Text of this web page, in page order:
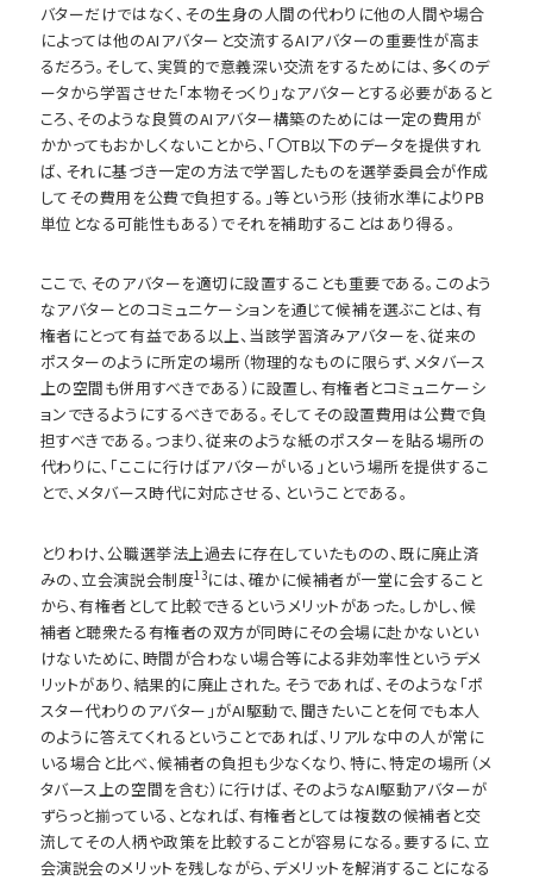
バターだけではなく、その生身の人間の代わりに他の人間や場合
によっては他のAIアバターと交流するAIアバターの重要性が高ま
るだろう。そして、実質的で意義深い交流をするためには、多くのデ
ータから学習させた「本物そっくり」なアバターとする必要があると
ころ、そのような良質のAIアバター構築のためには一定の費用が
かかってもおかしくないことから、「〇TB以下のデータを提供すれ
ば、それに基づき一定の方法で学習したものを選挙委員会が作成
してその費用を公費で負担する。」等という形（技術水準によりPB
単位となる可能性もある）でそれを補助することはあり得る。
ここで、そのアバターを適切に設置することも重要である。このよう
なアバターとのコミュニケーションを通じて候補を選ぶことは、有
権者にとって有益である以上、当該学習済みアバターを、従来の
ポスターのように所定の場所（物理的なものに限らず、メタバース
上の空間も併用すべきである）に設置し、有権者とコミュニケーシ
ョンできるようにするべきである。そしてその設置費用は公費で負
担すべきである。つまり、従来のような紙のポスターを貼る場所の
代わりに、「ここに行けばアバターがいる」という場所を提供するこ
とで、メタバース時代に対応させる、ということである。
とりわけ、公職選挙法上過去に存在していたものの、既に廃止済
みの、立会演説会制度13には、確かに候補者が一堂に会すること
から、有権者として比較できるというメリットがあった。しかし、候
補者と聴衆たる有権者の双方が同時にその会場に赴かないとい
けないために、時間が合わない場合等による非効率性というデメ
リットがあり、結果的に廃止された。そうであれば、そのような「ポ
スター代わりのアバター」がAI駆動で、聞きたいことを何でも本人
のように答えてくれるということであれば、リアルな中の人が常に
いる場合と比べ、候補者の負担も少なくなり、特に、特定の場所（メ
タバース上の空間を含む）に行けば、そのようなAI駆動アバターが
ずらっと揃っている、となれば、有権者としては複数の候補者と交
流してその人柄や政策を比較することが容易になる。要するに、立
会演説会のメリットを残しながら、デメリットを解消することになる